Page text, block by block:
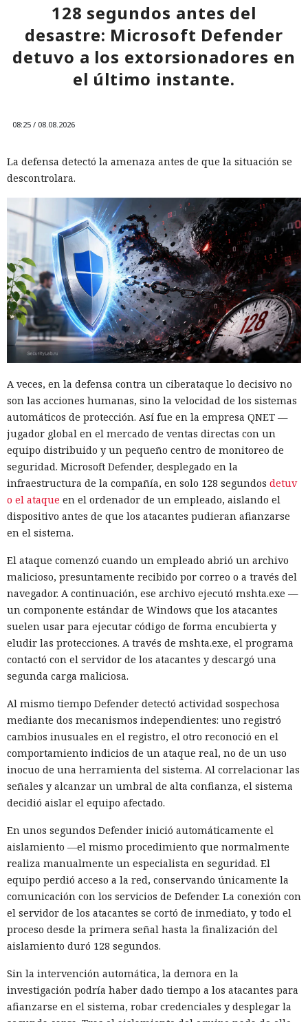
128 segundos antes del
desastre: Microsoft Defender
detuvo a los extorsionadores en
el último instante.
08:25 / 08.08.2026
La defensa detectó la amenaza antes de que la situación se
descontrolara.
A veces, en la defensa contra un ciberataque lo decisivo no
son las acciones humanas, sino la velocidad de los sistemas
automáticos de protección. Así fue en la empresa QNET —
jugador global en el mercado de ventas directas con un
equipo distribuido y un pequeño centro de monitoreo de
seguridad. Microsoft Defender, desplegado en la
infraestructura de la compañía, en solo 128 segundos detuv
o el ataque en el ordenador de un empleado, aislando el
dispositivo antes de que los atacantes pudieran afianzarse
en el sistema.
El ataque comenzó cuando un empleado abrió un archivo
malicioso, presuntamente recibido por correo o a través del
navegador. A continuación, ese archivo ejecutó mshta.exe —
un componente estándar de Windows que los atacantes
suelen usar para ejecutar código de forma encubierta y
eludir las protecciones. A través de mshta.exe, el programa
contactó con el servidor de los atacantes y descargó una
segunda carga maliciosa.
Al mismo tiempo Defender detectó actividad sospechosa
mediante dos mecanismos independientes: uno registró
cambios inusuales en el registro, el otro reconoció en el
comportamiento indicios de un ataque real, no de un uso
inocuo de una herramienta del sistema. Al correlacionar las
señales y alcanzar un umbral de alta confianza, el sistema
decidió aislar el equipo afectado.
En unos segundos Defender inició automáticamente el
aislamiento —el mismo procedimiento que normalmente
realiza manualmente un especialista en seguridad. El
equipo perdió acceso a la red, conservando únicamente la
comunicación con los servicios de Defender. La conexión con
el servidor de los atacantes se cortó de inmediato, y todo el
proceso desde la primera señal hasta la finalización del
aislamiento duró 128 segundos.
Sin la intervención automática, la demora en la
investigación podría haber dado tiempo a los atacantes para
afianzarse en el sistema, robar credenciales y desplegar la